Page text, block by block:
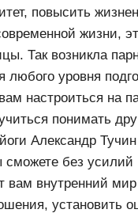
повысить
жизни,
Так возникла
уровня
настроиться на
понимать
Александр
без усилий
вам внутренний
установить